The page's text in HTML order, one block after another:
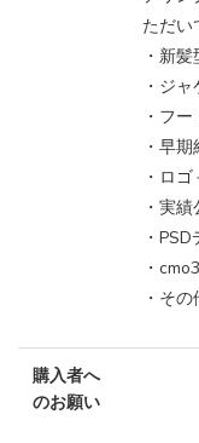
ただい
・新
・ジ
・フ
・早
・ロ
・実
・
・
・そ
購入者へ
のお願い